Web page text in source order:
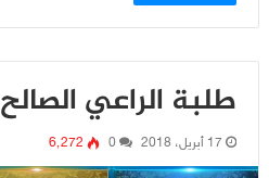
طلبة الراعي الصالح
17 أبريل، 2018 0 6٬272